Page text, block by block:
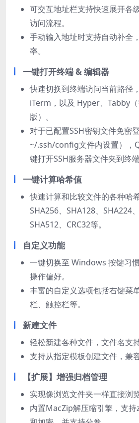
可交互地址栏支持快速展开各
访问流程。
手动输入地址时支持自动补全
率。
一键打开终端 & 编辑器
快速切换到终端访问当前路径
iTerm，以及 Hyper、Tabby
版）。
对于已配置SSH密钥文件免密
~/.ssh/config文件内设置），
键打开SSH服务器文件夹到终端
一键计算哈希值
快速计算和比较文件的各种哈
SHA256、SHA128、SHA224、
SHA512、CRC32等。
自定义功能
一键切换至 Windows 按键习
操作偏好。
丰富的自定义选项包括右键菜
栏、触控栏等。
新建文件
轻松新建各种文件，文件名支
支持从指定模板创建文件，兼
【扩展】增强归档管理
实现像浏览文件夹一样直接浏
内置MacZip解压缩引擎，支